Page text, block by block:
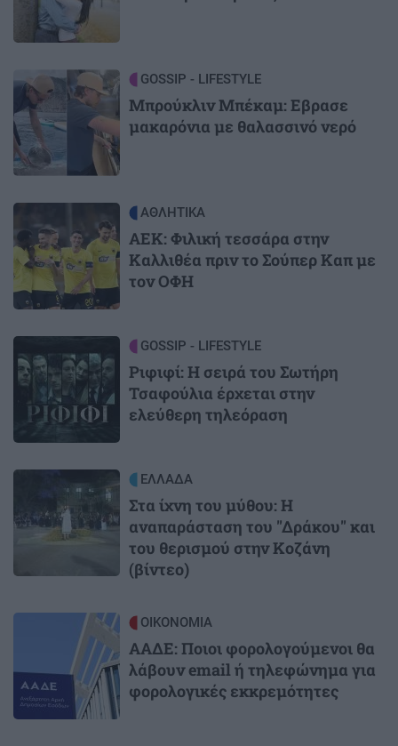
Image GOSSIP - LIFESTYLE
Μπρούκλιν Μπέκαμ: Εβρασε
μακαρόνια με θαλασσινό νερό
ΑΘΛΗΤΙΚΑ
ΑΕΚ: Φιλική τεσσάρα στην
Καλλιθέα πριν το Σούπερ Καπ με
τον ΟΦΗ
GOSSIP - LIFESTYLE
Ριφιφί: Η σειρά του Σωτήρη
Τσαφούλια έρχεται στην
ελεύθερη τηλεόραση
ΕΛΛΑΔΑ
Στα ίχνη του μύθου: Η
αναπαράσταση του "Δράκου" και
του θερισμού στην Κοζάνη
(βίντεο)
ΟΙΚΟΝΟΜΙΑ
ΑΑΔΕ: Ποιοι φορολογούμενοι θα
λάβουν email ή τηλεφώνημα για
φορολογικές εκκρεμότητες